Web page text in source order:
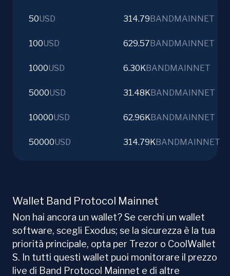
50USD 314.79 BANDMAINNET
100USD 629.57 BANDMAINNET
1000USD 6.30KBANDMAINNET
5000USD 31.48KBANDMAINNET
10000USD 62.96KBANDMAINNET
50000USD 314.79KBANDMAINNET
Wallet Band Protocol Mainnet
Non hai ancora un wallet? Se cerchi un wallet
software, scegli Exodus; se la sicurezza è la tua
priorità principale, opta per Trezor o CoolWallet
S. In tutti questi wallet puoi monitorare il prezzo
live di Band Protocol Mainnet e di altre